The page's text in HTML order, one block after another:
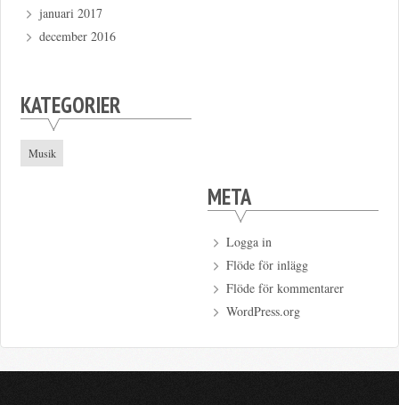
januari 2017
december 2016
KATEGORIER
Musik
META
Logga in
Flöde för inlägg
Flöde för kommentarer
WordPress.org